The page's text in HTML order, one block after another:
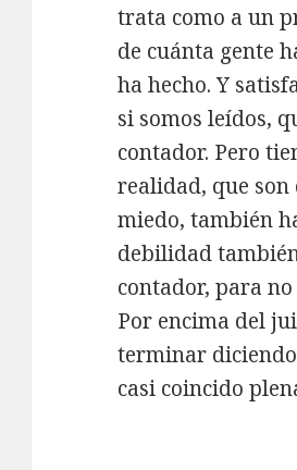
trata como a un
de cuánta gente
ha hecho. Y
si somos leídos,
contador. Pero
realidad, que son
miedo, también
debilidad
contador, para
Por encima del
terminar
casi coincido